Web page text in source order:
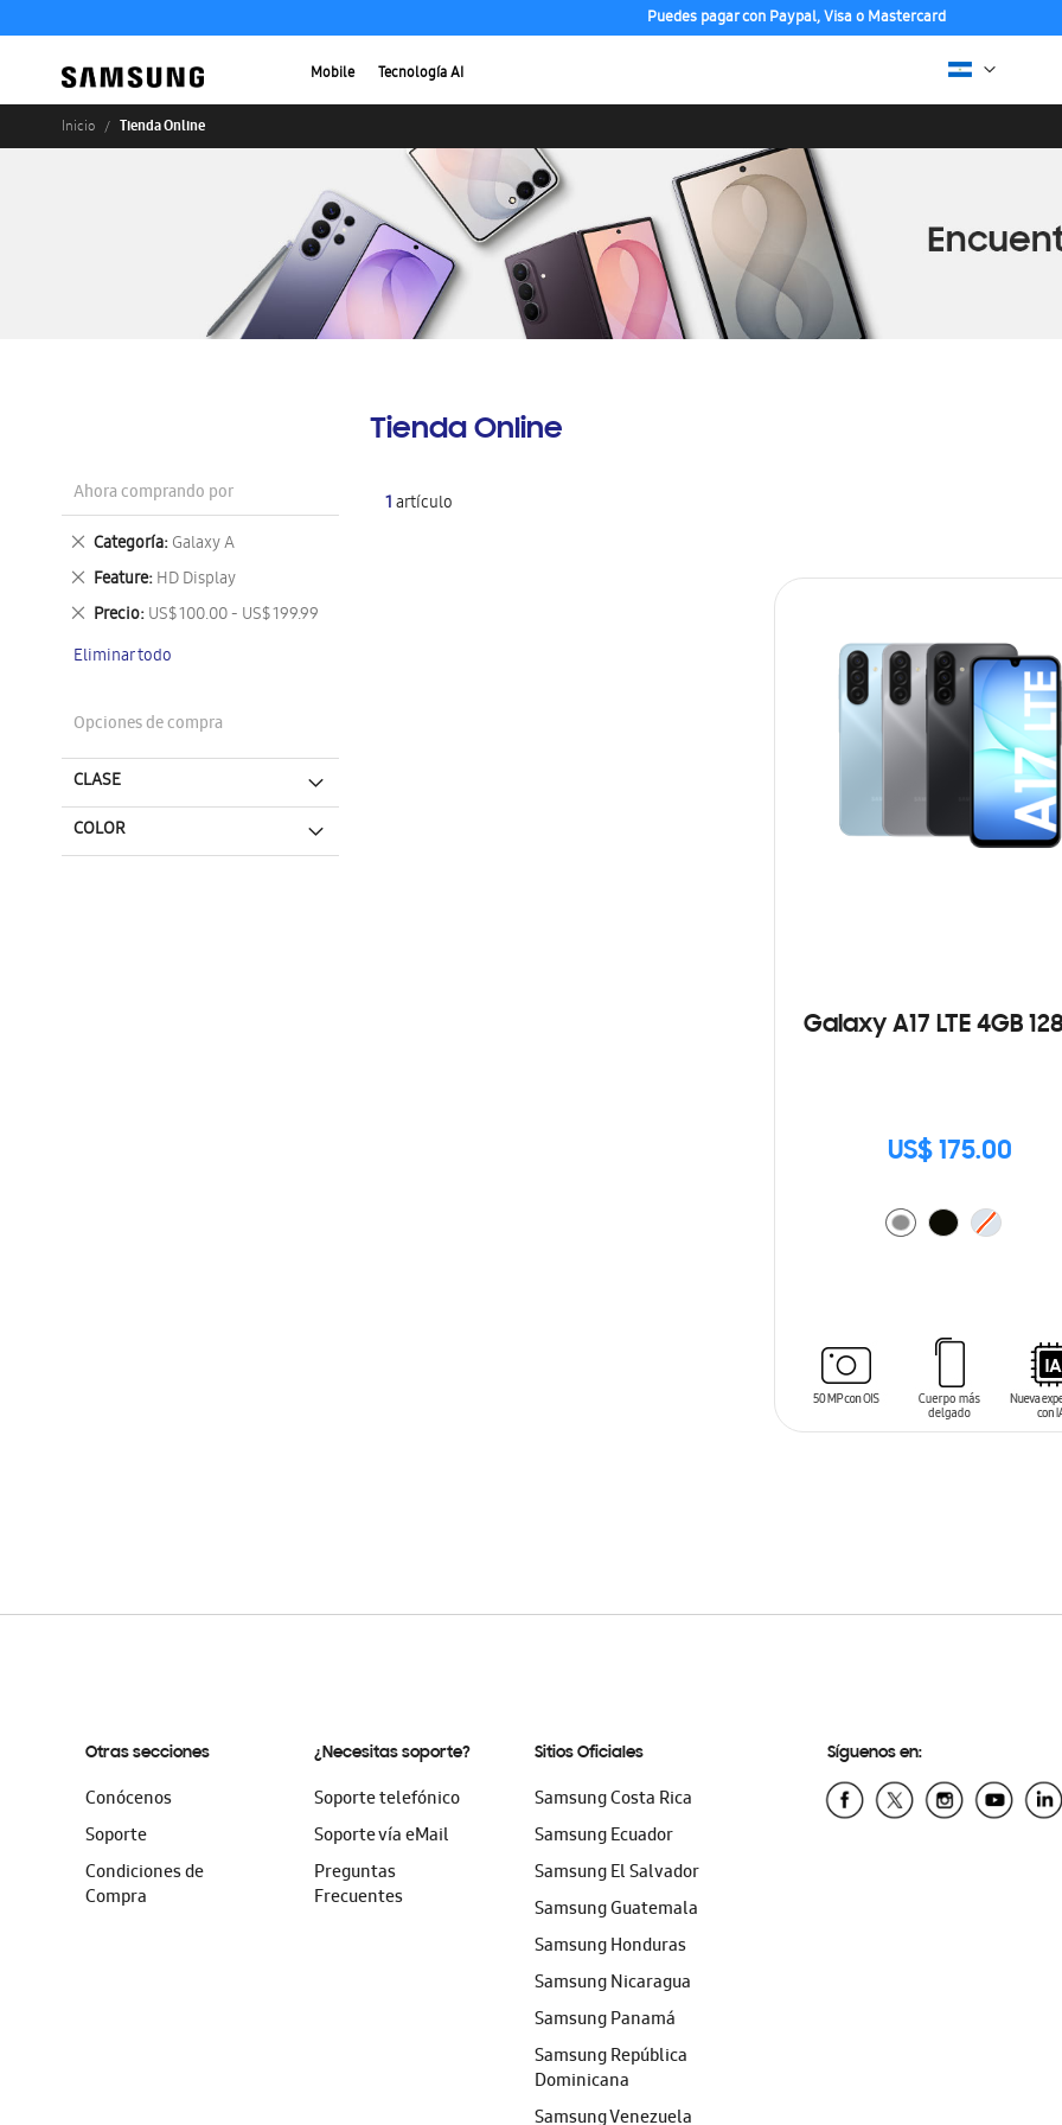
Puedes pagar con Paypal, Visa o Mastercard
Mobile Tecnología AI
Inicio Tienda Online
Tienda Online
1artículo
Galaxy A17 LTE 4GB
US$ 175.00
Ahora comprando por
Categoría Galaxy A
Eliminar
este
artículo
Feature HD Display
Eliminar
este
artículo
Precio US$ 100.00 - US$ 199.99
Eliminar
artículo
Eliminar todo
Opciones de compra
CLASE
COLOR
Otras secciones
Conócenos
Soporte
Condiciones de
Compra
¿Necesitas soporte?
Soporte telefónico
Soporte vía eMail
Preguntas
Frecuentes
Sitios Oficiales
Samsung Costa Rica
Samsung Ecuador
Samsung El Salvador
Samsung Guatemala
Samsung Honduras
Samsung Nicaragua
Samsung Panamá
Samsung República
Dominicana
Samsung Venezuela
Síguenos en: